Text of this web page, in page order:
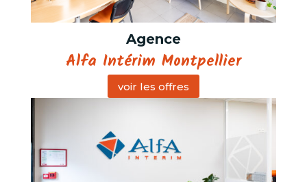
Agence
Alfa Intérim Montpellier
voir les offres